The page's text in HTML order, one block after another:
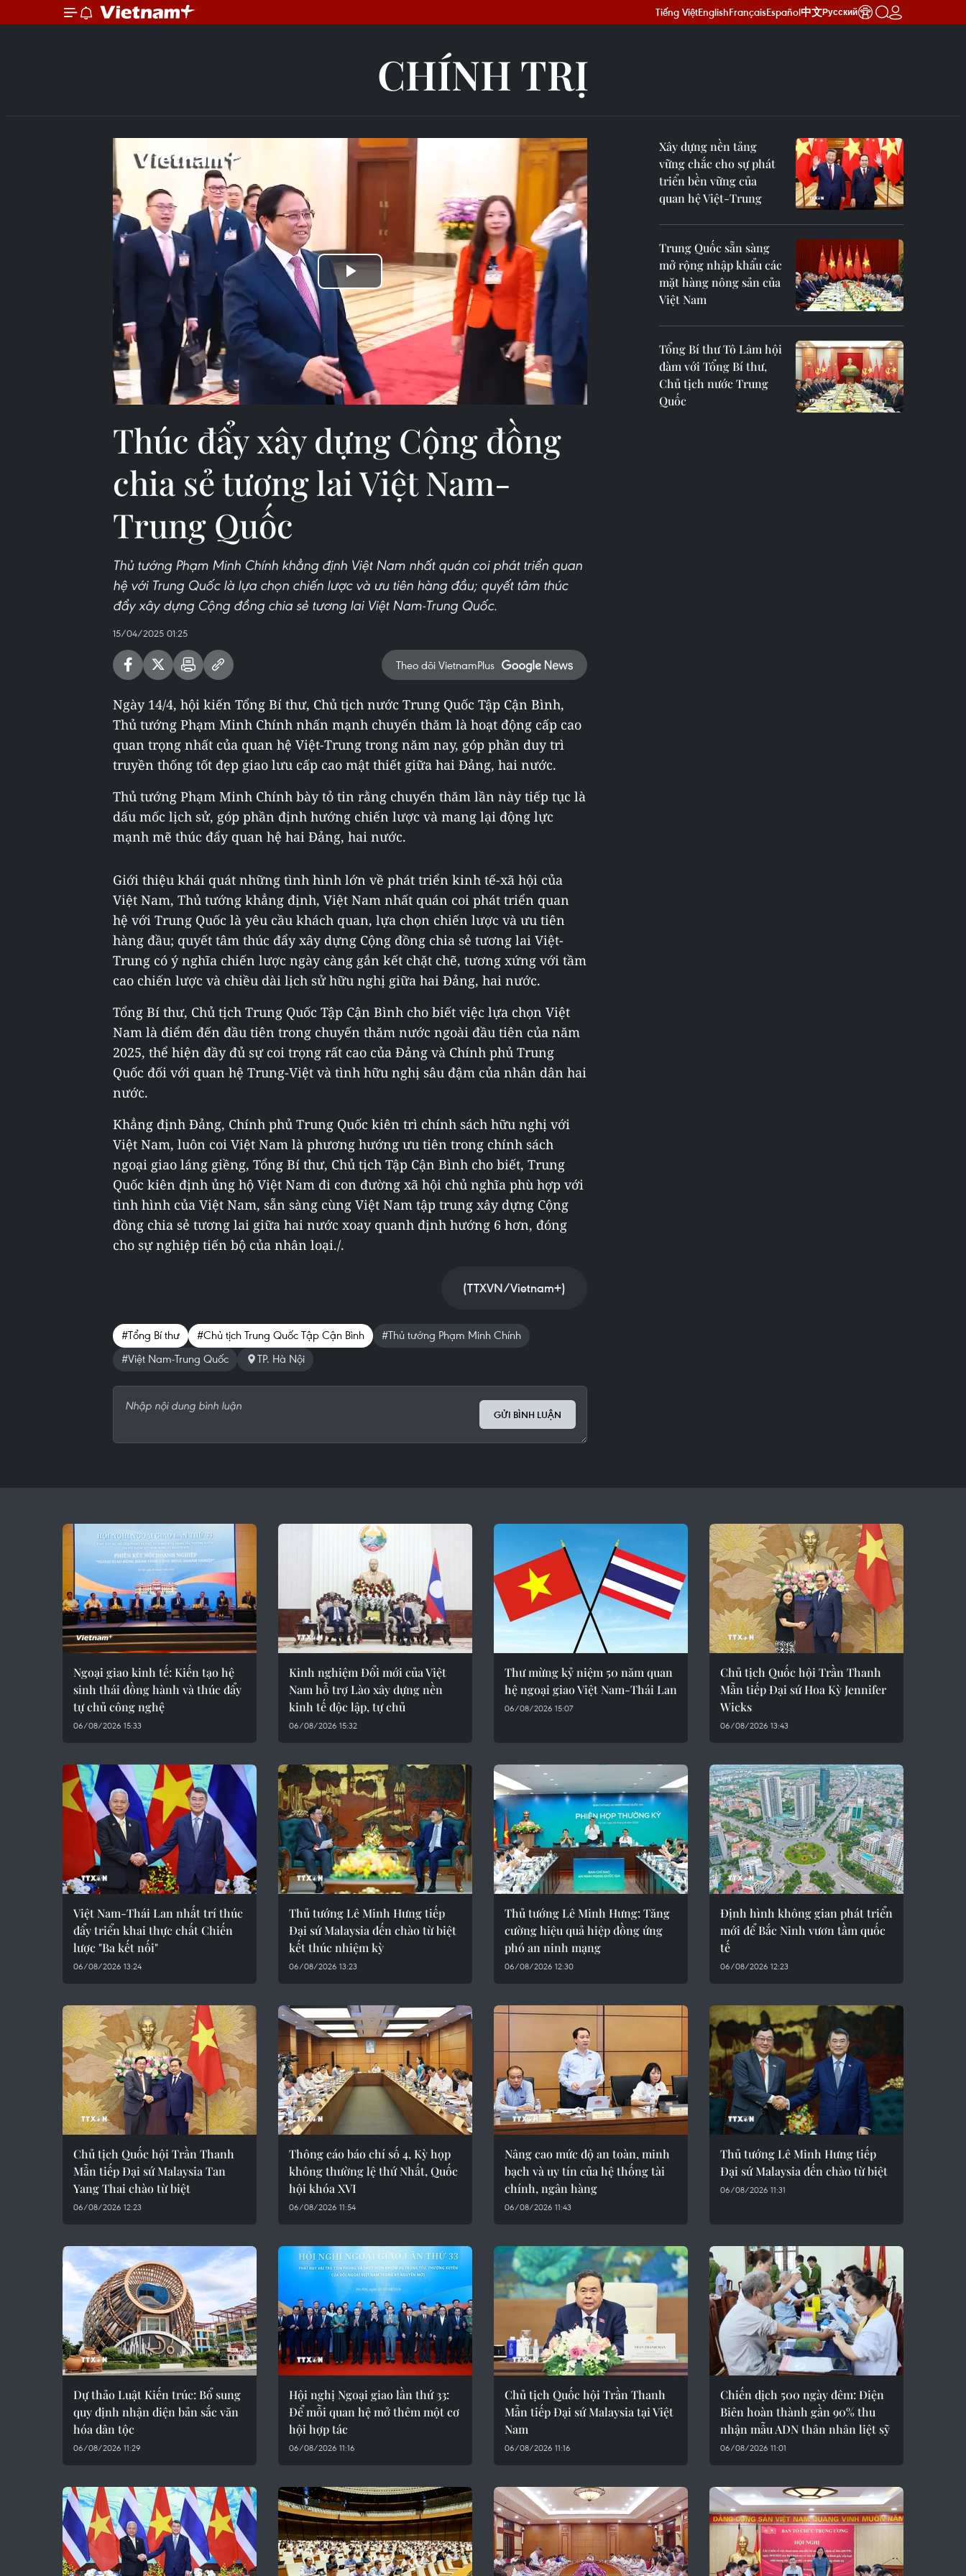
Tiếng ViệtEnglishFrançaisEspañol中文Русский
CHÍNH TRỊ
Play
Video
Thúc đẩy xây dựng Cộng đồng
chia sẻ tương lai Việt Nam-
Trung Quốc
Thủ tướng Phạm Minh Chính khẳng định Việt Nam nhất quán coi phát triển quan
hệ với Trung Quốc là lựa chọn chiến lược và ưu tiên hàng đầu; quyết tâm thúc
đẩy xây dựng Cộng đồng chia sẻ tương lai Việt Nam-Trung Quốc.
15/04/2025 01:25
Theo dõi VietnamPlus
Ngày 14/4, hội kiến Tổng Bí thư, Chủ tịch nước Trung Quốc Tập Cận Bình,
Thủ tướng Phạm Minh Chính nhấn mạnh chuyến thăm là hoạt động cấp cao
quan trọng nhất của quan hệ Việt-Trung trong năm nay, góp phần duy trì
truyền thống tốt đẹp giao lưu cấp cao mật thiết giữa hai Đảng, hai nước.
Thủ tướng Phạm Minh Chính bày tỏ tin rằng chuyến thăm lần này tiếp tục là
dấu mốc lịch sử, góp phần định hướng chiến lược và mang lại động lực
mạnh mẽ thúc đẩy quan hệ hai Đảng, hai nước.
Giới thiệu khái quát những tình hình lớn về phát triển kinh tế-xã hội của
Việt Nam, Thủ tướng khẳng định, Việt Nam nhất quán coi phát triển quan
hệ với Trung Quốc là yêu cầu khách quan, lựa chọn chiến lược và ưu tiên
hàng đầu; quyết tâm thúc đẩy xây dựng Cộng đồng chia sẻ tương lai Việt-
Trung có ý nghĩa chiến lược ngày càng gắn kết chặt chẽ, tương xứng với tầm
cao chiến lược và chiều dài lịch sử hữu nghị giữa hai Đảng, hai nước.
Tổng Bí thư, Chủ tịch Trung Quốc Tập Cận Bình cho biết việc lựa chọn Việt
Nam là điểm đến đầu tiên trong chuyến thăm nước ngoài đầu tiên của năm
2025, thể hiện đầy đủ sự coi trọng rất cao của Đảng và Chính phủ Trung
Quốc đối với quan hệ Trung-Việt và tình hữu nghị sâu đậm của nhân dân hai
nước.
Khẳng định Đảng, Chính phủ Trung Quốc kiên trì chính sách hữu nghị với
Việt Nam, luôn coi Việt Nam là phương hướng ưu tiên trong chính sách
ngoại giao láng giềng, Tổng Bí thư, Chủ tịch Tập Cận Bình cho biết, Trung
Quốc kiên định ủng hộ Việt Nam đi con đường xã hội chủ nghĩa phù hợp với
tình hình của Việt Nam, sẵn sàng cùng Việt Nam tập trung xây dựng Cộng
đồng chia sẻ tương lai giữa hai nước xoay quanh định hướng 6 hơn, đóng
cho sự nghiệp tiến bộ của nhân loại./.
(TTXVN/Vietnam+)
#Tổng Bí thư #Chủ tịch Trung Quốc Tập Cận Bình
#Thủ tướng Phạm Minh Chính
#Việt Nam-Trung Quốc
TP. Hà Nội
GỬI BÌNH LUẬN
Xây dựng nền tảng
vững chắc cho sự phát
triển bền vững của
quan hệ Việt-Trung
Trung Quốc sẵn sàng
mở rộng nhập khẩu các
mặt hàng nông sản của
Việt Nam
Tổng Bí thư Tô Lâm hội
đàm với Tổng Bí thư,
Chủ tịch nước Trung
Quốc
Ngoại giao kinh tế: Kiến tạo hệ
sinh thái đồng hành và thúc đẩy
tự chủ công nghệ
06/08/2026 15:33
Kinh nghiệm Đổi mới của Việt
Nam hỗ trợ Lào xây dựng nền
kinh tế độc lập, tự chủ
06/08/2026 15:32
Thư mừng kỷ niệm 50 năm quan
hệ ngoại giao Việt Nam-Thái Lan
06/08/2026 15:07
Chủ tịch Quốc hội Trần Thanh
Mẫn tiếp Đại sứ Hoa Kỳ Jennifer
Wicks
06/08/2026 13:43
Việt Nam-Thái Lan nhất trí thúc
đẩy triển khai thực chất Chiến
lược "Ba kết nối"
06/08/2026 13:24
Thủ tướng Lê Minh Hưng tiếp
Đại sứ Malaysia đến chào từ biệt
kết thúc nhiệm kỳ
06/08/2026 13:23
Thủ tướng Lê Minh Hưng: Tăng
cường hiệu quả hiệp đồng ứng
phó an ninh mạng
06/08/2026 12:30
Định hình không gian phát triển
mới để Bắc Ninh vươn tầm quốc
tế
06/08/2026 12:23
Chủ tịch Quốc hội Trần Thanh
Mẫn tiếp Đại sứ Malaysia Tan
Yang Thai chào từ biệt
06/08/2026 12:23
Thông cáo báo chí số 4, Kỳ họp
không thường lệ thứ Nhất, Quốc
hội khóa XVI
06/08/2026 11:54
Nâng cao mức độ an toàn, minh
bạch và uy tín của hệ thống tài
chính, ngân hàng
06/08/2026 11:43
Thủ tướng Lê Minh Hưng tiếp
Đại sứ Malaysia đến chào từ biệt
06/08/2026 11:31
Dự thảo Luật Kiến trúc: Bổ sung
quy định nhận diện bản sắc văn
hóa dân tộc
06/08/2026 11:29
Hội nghị Ngoại giao lần thứ 33:
Để mỗi quan hệ mở thêm một cơ
hội hợp tác
06/08/2026 11:16
Chủ tịch Quốc hội Trần Thanh
Mẫn tiếp Đại sứ Malaysia tại Việt
Nam
06/08/2026 11:16
Chiến dịch 500 ngày đêm: Điện
Biên hoàn thành gần 90% thu
nhận mẫu ADN thân nhân liệt sỹ
06/08/2026 11:01